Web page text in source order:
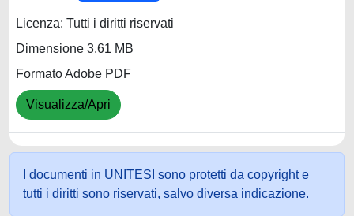
Licenza: Tutti i diritti riservati
Dimensione 3.61 MB
Formato Adobe PDF
Visualizza/Apri
I documenti in UNITESI sono protetti da copyright e
tutti i diritti sono riservati, salvo diversa indicazione.